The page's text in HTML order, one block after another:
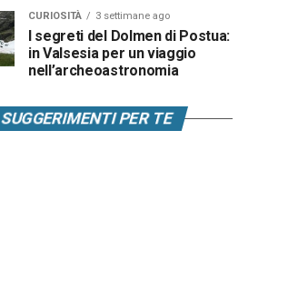
CURIOSITÀ 3 settimane ago
I segreti del Dolmen di Postua:
in Valsesia per un viaggio
nell’archeoastronomia
SUGGERIMENTI PER TE